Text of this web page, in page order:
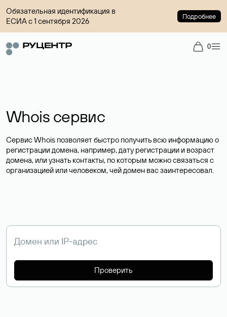
Обязательная идентификация в
ЕСИА с 1 сентября 2026
Подробнее
0
Whois сервис
Сервис Whois позволяет быстро получить всю информацию о
регистрации домена, например, дату регистрации и возраст
домена, или узнать контакты, по которым можно связаться с
организацией или человеком, чей домен вас заинтересовал.
Проверить